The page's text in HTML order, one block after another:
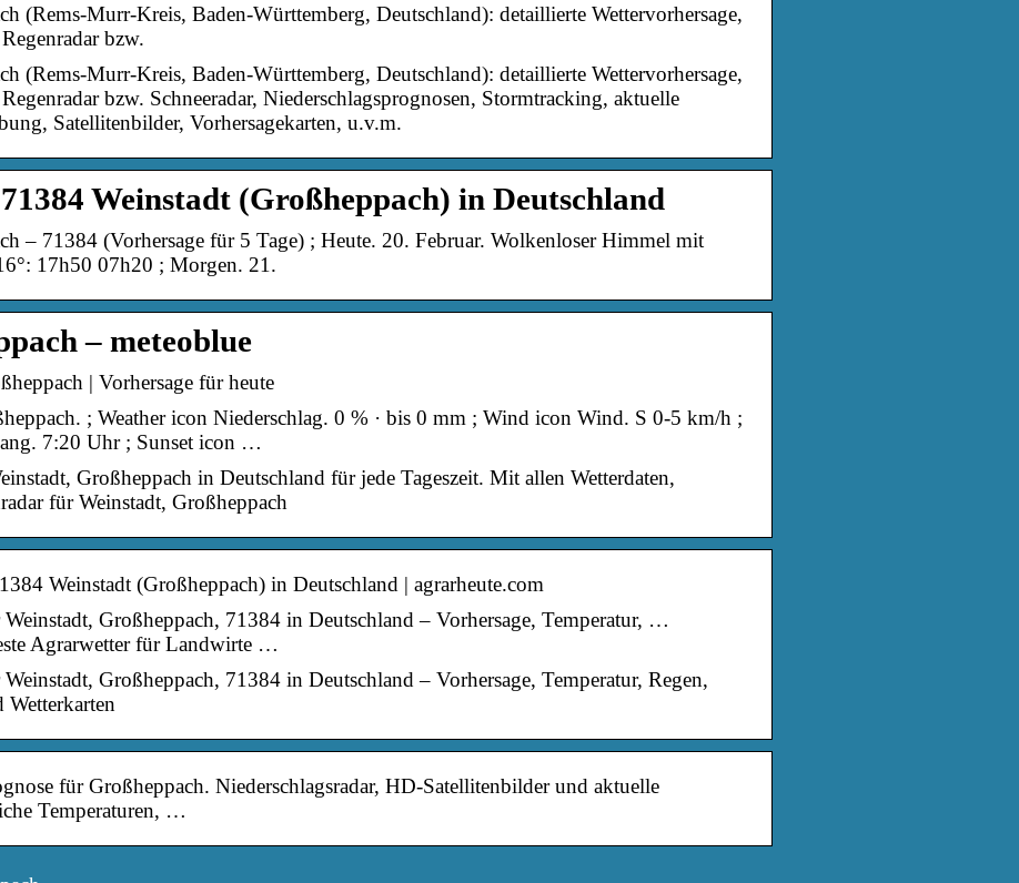
(Rems-Murr-Kreis, Baden-Württemberg, Deutschland): detaillierte Wettervorhersage,
bzw.
(Rems-Murr-Kreis, Baden-Württemberg, Deutschland): detaillierte Wettervorhersage,
bzw. Schneeradar, Niederschlagsprognosen, Stormtracking, aktuelle
Satellitenbilder, Vorhersagekarten, u.v.m.
Weinstadt (Großheppach) in Deutschland
– 71384 (Vorhersage für 5 Tage) ; Heute. 20. Februar. Wolkenloser Himmel mit
17h50 07h20 ; Morgen. 21.
– meteoblue
| Vorhersage für heute
; Weather icon Niederschlag. 0 % · bis 0 mm ; Wind icon Wind. S 0-5 km/h ;
7:20 Uhr ; Sunset icon …
Großheppach in Deutschland für jede Tageszeit. Mit allen Wetterdaten,
für Weinstadt, Großheppach
Weinstadt (Großheppach) in Deutschland | agrarheute.com
Großheppach, 71384 in Deutschland – Vorhersage, Temperatur, …
Agrarwetter für Landwirte …
Großheppach, 71384 in Deutschland – Vorhersage, Temperatur, Regen,
für Großheppach. Niederschlagsradar, HD-Satellitenbilder und aktuelle
Temperaturen, …